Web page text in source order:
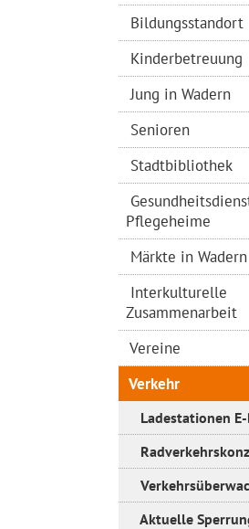
Bildungsstandort
Kinderbetreuung
Jung in Wadern
Senioren
Stadtbibliothek
Pflegeheime
Märkte in Wadern
Interkulturelle
Zusammenarbeit
Vereine
Verkehr
Ladestationen
Aktuelle